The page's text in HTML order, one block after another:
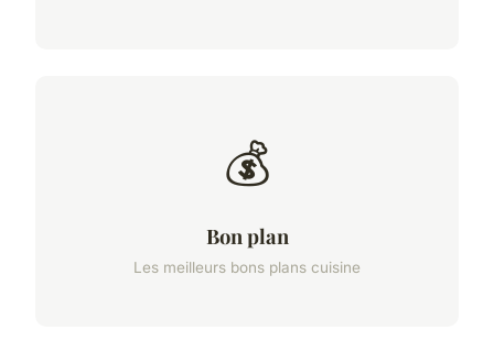
💰
Bon plan
Les meilleurs bons plans cuisine